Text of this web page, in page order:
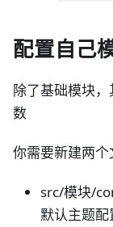
配置自己
除了基础模块
数
你需要新建两个
src/模块/
默认主题